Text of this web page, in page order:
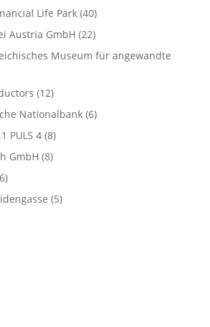
Life Park(40)
Austria GmbH (22)
Museum für angewandte
(12)
Nationalbank(6)
PULS 4(8)
GmbH (8)
(5)